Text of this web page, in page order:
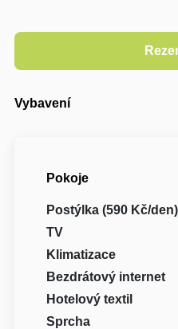
Vybavení
Pokoje
Postýlka (590 Kč/den)
TV
Klimatizace
Bezdrátový internet
Hotelový textil
Sprcha